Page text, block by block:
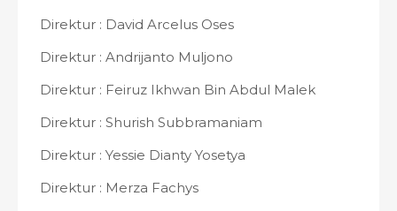
Direktur : David Arcelus Oses
Direktur : Andrijanto Muljono
Direktur : Feiruz Ikhwan Bin Abdul Malek
Direktur : Shurish Subbramaniam
Direktur : Yessie Dianty Yosetya
Direktur : Merza Fachys